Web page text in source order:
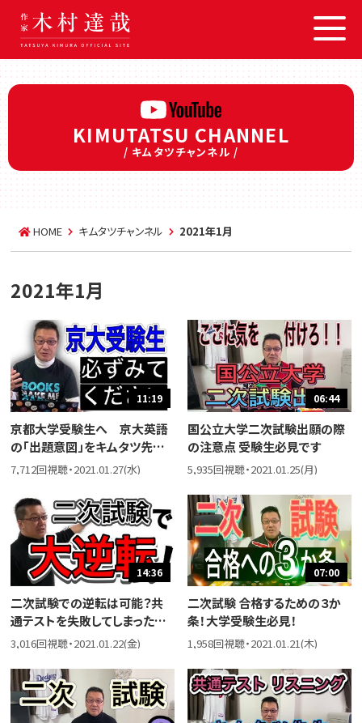
KIMUTATSU CHANNEL
/ キムタツチャンネル /
HOME キムタツチャンネル 2021年1月
2021年1月
11:19
京都大学受験生へ 京大英語
の「出題意図」をキムタツ先生
が解説！他大学受験生にも役立
7,712回視聴・2021.01.27(水)
06:44
国公立大学二次試験出願の際
の注意点 受験生必見です
5,935回視聴・2021.01.25(月)
14:36
二次試験での逆転は可能？共
通テストを失敗してしまった受
験生へ【大学入試】
3,016回視聴・2021.01.22(金)
07:00
二次試験 合格するための３か
条！大学受験生必見！
1,958回視聴・2021.01.21(木)